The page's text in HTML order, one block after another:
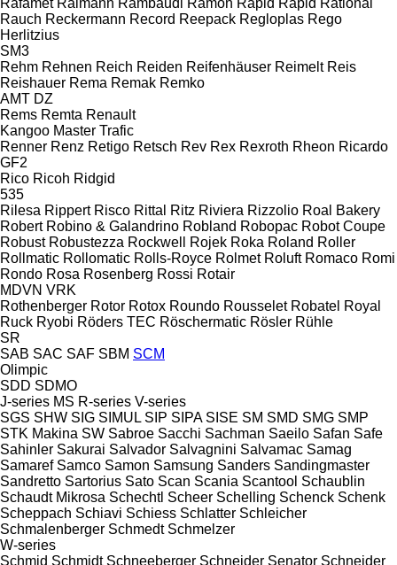
Rauch Reckermann Record Reepack Regloplas Rego
Herlitzius
SM3
Rehm Rehnen Reich Reiden Reifenhäuser Reimelt Reis
Reishauer Rema Remak Remko
AMT DZ
Rems Remta Renault
Kangoo Master Trafic
Renner Renz Retigo Retsch Rev Rex Rexroth Rheon Ricardo
GF2
Rico Ricoh Ridgid
535
Rilesa Rippert Risco Rittal Ritz Riviera Rizzolio Roal Bakery
Robert Robino & Galandrino Robland Robopac Robot Coupe
Robust Robustezza Rockwell Rojek Roka Roland Roller
Rollmatic Rollomatic Rolls-Royce Rolmet Roluft Romaco Romi
Rondo Rosa Rosenberg Rossi Rotair
MDVN VRK
Rothenberger Rotor Rotox Roundo Rousselet Robatel Royal
Ruck Ryobi Röders TEC Röschermatic Rösler Rühle
SR
SAB SAC SAF SBM SCM
Olimpic
SDD SDMO
J-series MS R-series V-series
SGS SHW SIG SIMUL SIP SIPA SISE SM SMD SMG SMP
STK Makina SW Sabroe Sacchi Sachman Saeilo Safan Safe
Sahinler Sakurai Salvador Salvagnini Salvamac Samag
Samaref Samco Samon Samsung Sanders Sandingmaster
Sandretto Sartorius Sato Scan Scania Scantool Schaublin
Schaudt Mikrosa Schechtl Scheer Schelling Schenck Schenk
Scheppach Schiavi Schiess Schlatter Schleicher
Schmalenberger Schmedt Schmelzer
W-series
Schmid Schmidt Schneeberger Schneider Senator Schneider